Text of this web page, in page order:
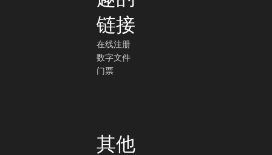
链接
在线注册
数字文件
门票
其他